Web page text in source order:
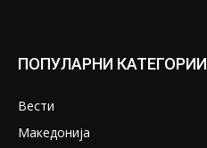
ПОПУЛАРНИ КАТЕГОРИИ
Вести
Македонија